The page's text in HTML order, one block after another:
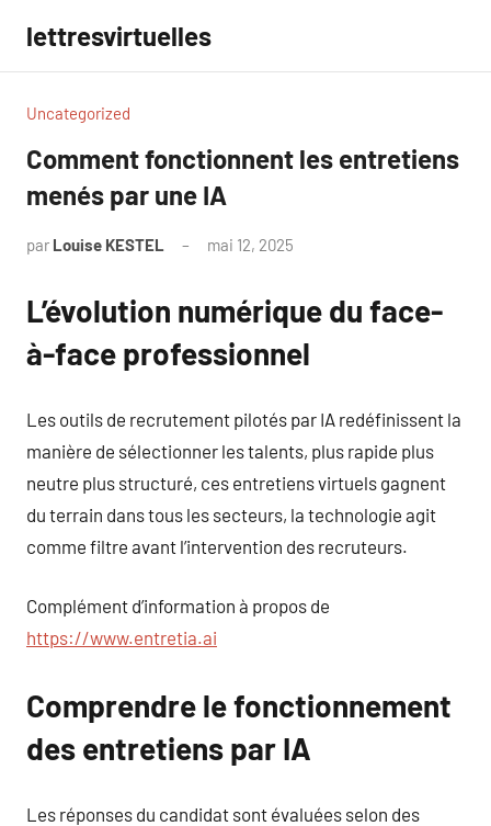
contenu
lettresvirtuelles
Uncategorized
Comment fonctionnent les entretiens
menés par une IA
par Louise KESTEL mai 12, 2025
L’évolution numérique du face-
à-face professionnel
Les outils de recrutement pilotés par IA redéfinissent la
manière de sélectionner les talents, plus rapide plus
neutre plus structuré, ces entretiens virtuels gagnent
du terrain dans tous les secteurs, la technologie agit
comme filtre avant l’intervention des recruteurs.
Complément d’information à propos de
https://www.entretia.ai
Comprendre le fonctionnement
des entretiens par IA
Les réponses du candidat sont évaluées selon des